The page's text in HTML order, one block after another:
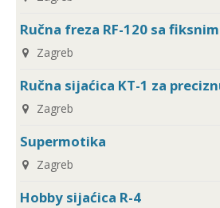
Ručna freza RF-120 sa
Zagreb
Ručna sijaćica KT-1 za
Zagreb
Supermotika
Zagreb
Hobby sijaćica R-4